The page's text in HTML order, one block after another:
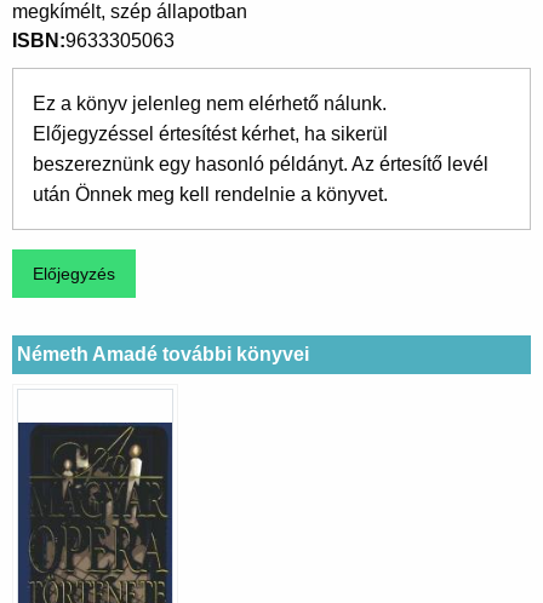
megkímélt, szép állapotban
ISBN 9633305063
Ez a könyv jelenleg nem elérhető nálunk.
Előjegyzéssel értesítést kérhet, ha sikerül
beszereznünk egy hasonló példányt. Az értesítő levél
után Önnek meg kell rendelnie a könyvet.
Németh Amadé további könyvei